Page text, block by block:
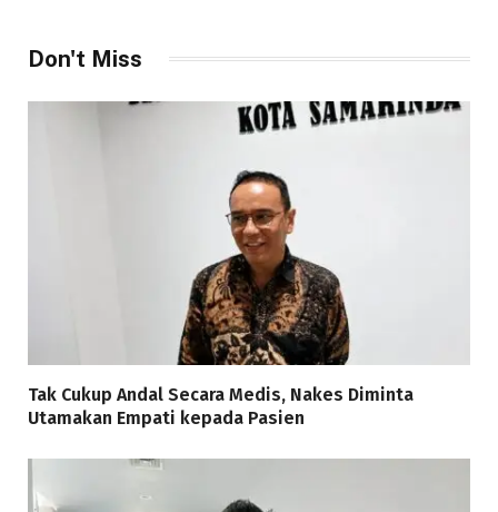
Don't Miss
Tak Cukup Andal Secara Medis, Nakes Diminta
Utamakan Empati kepada Pasien